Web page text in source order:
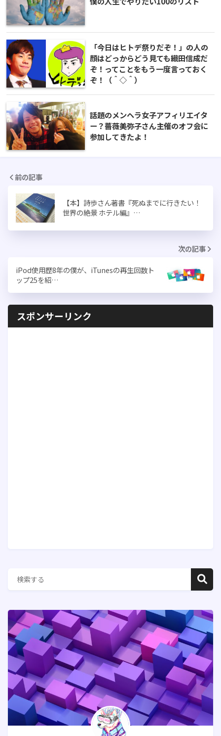
「今日はヒトデ祭りだぞ！」の人の
顔はどっからどう見ても織田信成だ
ぞ！ってことをもう一度言っておく
ぞ！（＾◇＾）
話題のメンヘラ女子アフィリエイタ
ー？薔薇美弥子さん主催のオフ会に
参加してきたよ！
前の記事
【本】詩歩さん著書『死ぬまでに行きたい！
世界の絶景 ホテル編』…
次の記事
iPod使用歴8年の僕が、iTunesの再生回数ト
ップ25を紹…
スポンサーリンク